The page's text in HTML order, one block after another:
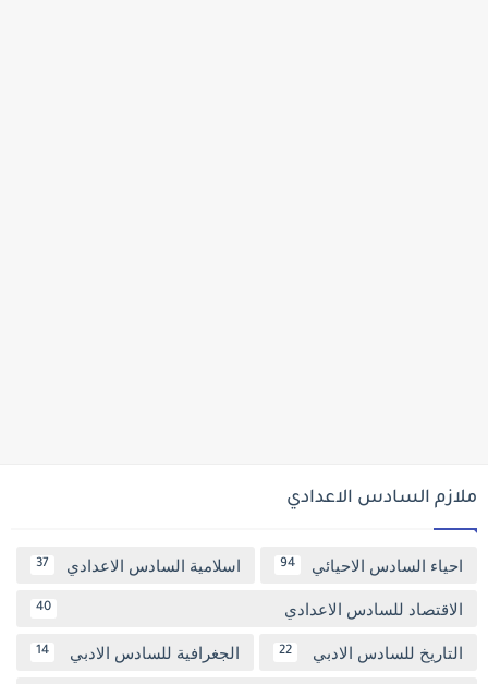
ملازم السادس الاعدادي
احياء السادس الاحيائي 94 اسلامية السادس الاعدادي 37
الاقتصاد للسادس الاعدادي 40
التاريخ للسادس الادبي 22 الجغرافية للسادس الادبي 14